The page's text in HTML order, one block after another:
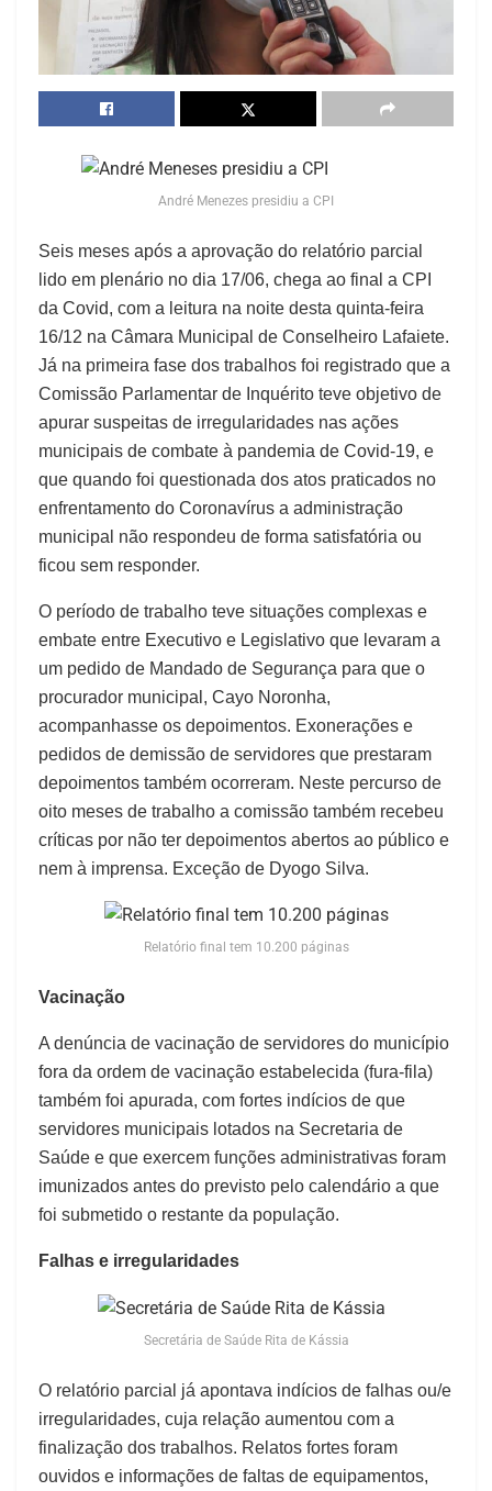
André Menezes presidiu a CPI
Seis meses após a aprovação do relatório parcial
lido em plenário no dia 17/06, chega ao final a CPI
da Covid, com a leitura na noite desta quinta-feira
16/12 na Câmara Municipal de Conselheiro Lafaiete.
Já na primeira fase dos trabalhos foi registrado que a
Comissão Parlamentar de Inquérito teve objetivo de
apurar suspeitas de irregularidades nas ações
municipais de combate à pandemia de Covid-19, e
que quando foi questionada dos atos praticados no
enfrentamento do Coronavírus a administração
municipal não respondeu de forma satisfatória ou
ficou sem responder.
O período de trabalho teve situações complexas e
embate entre Executivo e Legislativo que levaram a
um pedido de Mandado de Segurança para que o
procurador municipal, Cayo Noronha,
acompanhasse os depoimentos. Exonerações e
pedidos de demissão de servidores que prestaram
depoimentos também ocorreram. Neste percurso de
oito meses de trabalho a comissão também recebeu
críticas por não ter depoimentos abertos ao público e
nem à imprensa. Exceção de Dyogo Silva.
Relatório final tem 10.200 páginas
Vacinação
A denúncia de vacinação de servidores do município
fora da ordem de vacinação estabelecida (fura-fila)
também foi apurada, com fortes indícios de que
servidores municipais lotados na Secretaria de
Saúde e que exercem funções administrativas foram
imunizados antes do previsto pelo calendário a que
foi submetido o restante da população.
Falhas e irregularidades
Secretária de Saúde Rita de Kássia
O relatório parcial já apontava indícios de falhas ou/e
irregularidades, cuja relação aumentou com a
finalização dos trabalhos. Relatos fortes foram
ouvidos e informações de faltas de equipamentos,